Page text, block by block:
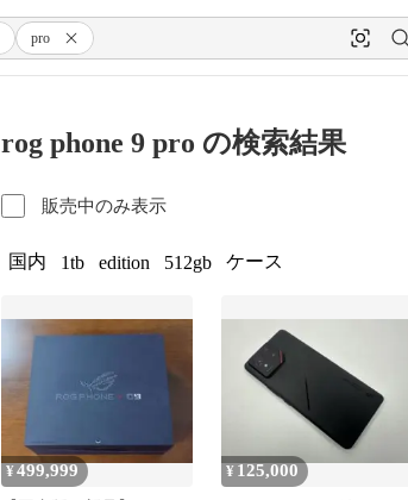
pro
rog phone 9 pro の検索結果
販売中のみ表示
国内 1tb edition 512gb ケース
¥499,999 ¥ 125,000